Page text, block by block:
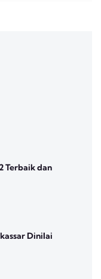
Terbaik dan
Dinilai